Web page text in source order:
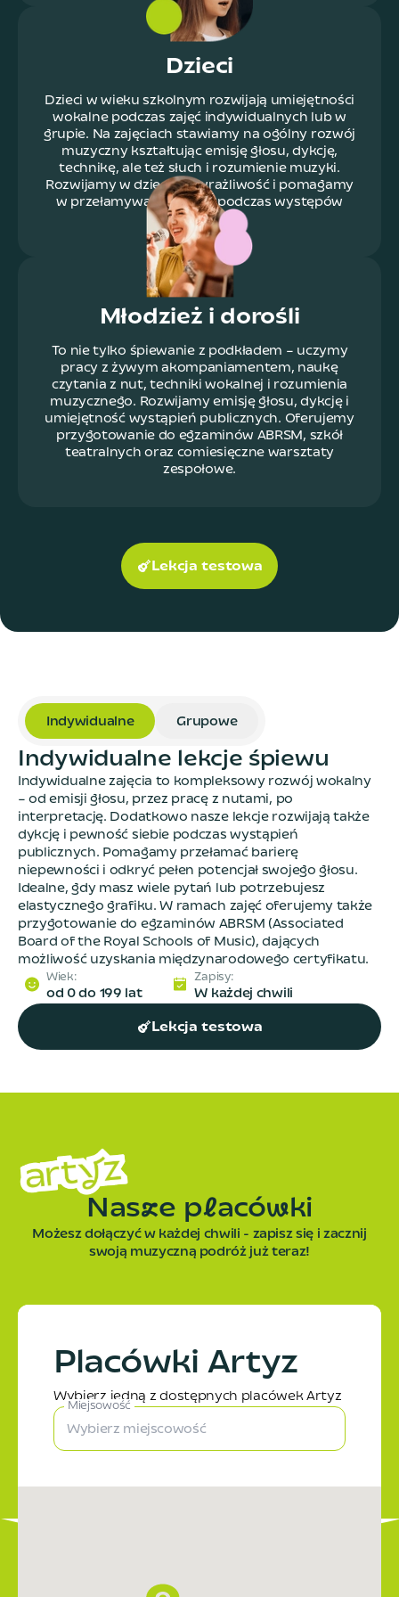
Dzieci
Dzieci w wieku szkolnym rozwijają umiejętności
wokalne podczas zajęć indywidualnych lub w
grupie. Na zajęciach stawiamy na ogólny rozwój
muzyczny kształtując emisję głosu, dykcję,
technikę, ale też słuch i rozumienie muzyki.
Rozwijamy w dzieciach wrażliwość i pomagamy
w przełamywaniu barier podczas występów
publicznych.
Młodzież i dorośli
To nie tylko śpiewanie z podkładem – uczymy
pracy z żywym akompaniamentem, naukę
czytania z nut, techniki wokalnej i rozumienia
muzycznego. Rozwijamy emisję głosu, dykcję i
umiejętność wystąpień publicznych. Oferujemy
przygotowanie do egzaminów ABRSM, szkół
teatralnych oraz comiesięczne warsztaty
zespołowe.
Lekcja testowa
Indywidualne Grupowe
Indywidualne lekcje śpiewu
Indywidualne zajęcia to kompleksowy rozwój wokalny
– od emisji głosu, przez pracę z nutami, po
interpretację. Dodatkowo nasze lekcje rozwijają także
dykcję i pewność siebie podczas wystąpień
publicznych. Pomagamy przełamać barierę
niepewności i odkryć pełen potencjał swojego głosu.
Idealne, gdy masz wiele pytań lub potrzebujesz
elastycznego grafiku. W ramach zajęć oferujemy także
przygotowanie do egzaminów ABRSM (Associated
Board of the Royal Schools of Music), dających
możliwość uzyskania międzynarodowego certyfikatu.
Wiek:
od 0 do 199 lat
Zapisy:
W każdej chwili
Lekcja testowa
Nasze placówki
Możesz dołączyć w każdej chwili - zapisz się i zacznij
swoją muzyczną podróż już teraz!
Placówki Artyz
Wybierz jedną z dostępnych placówek Artyz
Miejsowość
Wybierz miejscowość